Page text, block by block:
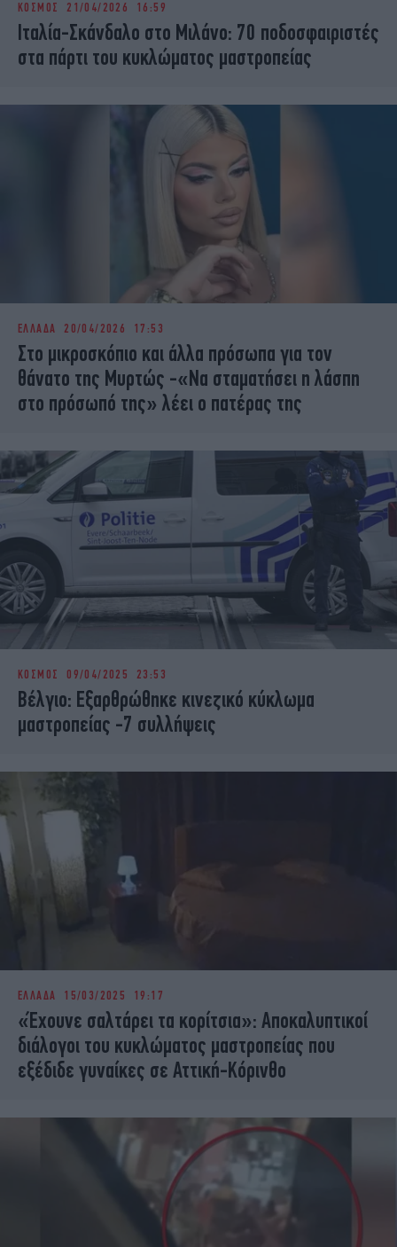
iBOOKS
OSCARS
THE OCEAN
MEDIA
ELAMEFORA
NEWSLETTER
ΚΟΣΜΟΣ 21/04/2026 16:59
Ιταλία-Σκάνδαλο στο Μιλάνο: 70 ποδοσφαιριστές
στα πάρτι του κυκλώματος μαστροπείας
ΕΛΛΑΔΑ 20/04/2026 17:53
Στο μικροσκόπιο και άλλα πρόσωπα για τον
θάνατο της Μυρτώς -«Να σταματήσει η λάσπη
στο πρόσωπό της» λέει ο πατέρας της
ΚΟΣΜΟΣ 09/04/2025 23:53
Βέλγιο: Εξαρθρώθηκε κινεζικό κύκλωμα
μαστροπείας -7 συλλήψεις
ΕΛΛΑΔΑ 15/03/2025 19:17
«Έχουνε σαλτάρει τα κορίτσια»: Αποκαλυπτικοί
διάλογοι του κυκλώματος μαστροπείας που
εξέδιδε γυναίκες σε Αττική-Κόρινθο